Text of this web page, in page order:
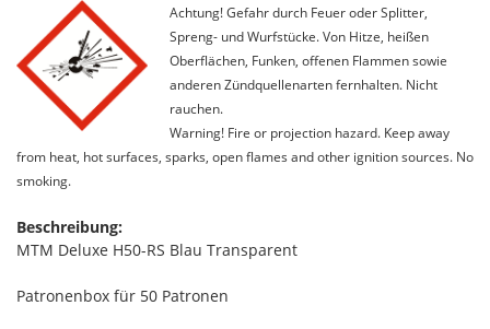
Achtung! Gefahr durch Feuer oder Splitter,
Spreng- und Wurfstücke. Von Hitze, heißen
Oberflächen, Funken, offenen Flammen sowie
anderen Zündquellenarten fernhalten. Nicht
rauchen.
Warning! Fire or projection hazard. Keep away
from heat, hot surfaces, sparks, open flames and other ignition sources. No
smoking.
Beschreibung:
MTM Deluxe H50-RS Blau Transparent
Patronenbox für 50 Patronen